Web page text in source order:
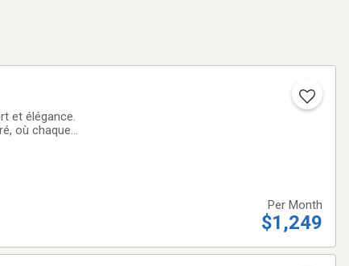
et élégance.
où chaque
Per Month
$1,249